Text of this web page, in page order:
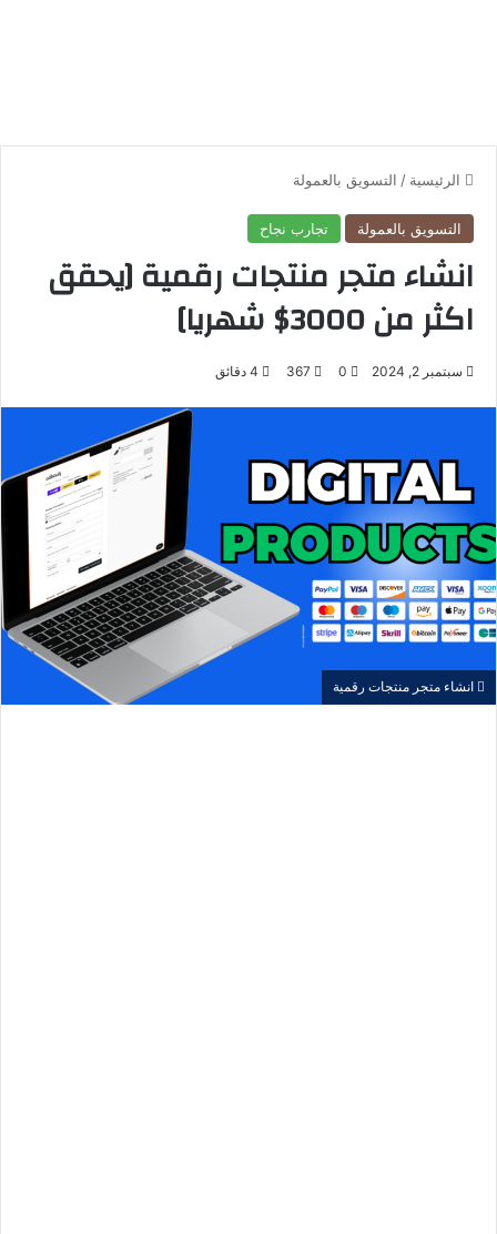
الرئيسية / التسويق بالعمولة
التسويق بالعمولة تجارب نجاح
انشاء متجر منتجات رقمية [يحقق
اكثر من 3000$ شهريا]
سبتمبر 2, 2024 0
367
انشاء متجر منتجات رقمية